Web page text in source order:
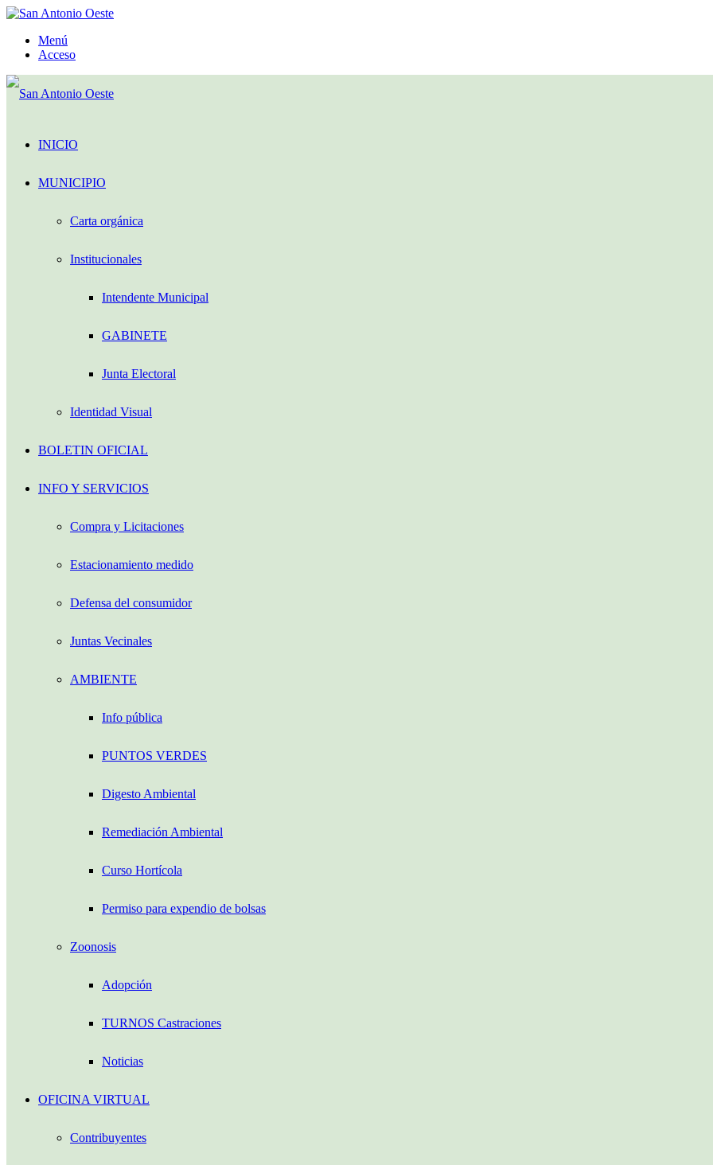
Menú
Acceso
INICIO
MUNICIPIO
Carta orgánica
Institucionales
Intendente Municipal
GABINETE
Junta Electoral
Identidad Visual
BOLETIN OFICIAL
INFO Y SERVICIOS
Compra y Licitaciones
Estacionamiento medido
Defensa del consumidor
Juntas Vecinales
AMBIENTE
Info pública
PUNTOS VERDES
Digesto Ambiental
Remediación Ambiental
Curso Hortícola
Permiso para expendio de bolsas
Zoonosis
Adopción
TURNOS Castraciones
Noticias
OFICINA VIRTUAL
Contribuyentes